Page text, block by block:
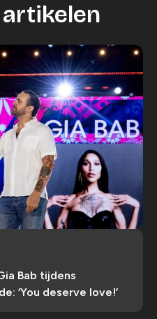
Bab tijdens
‘You deserve love!’